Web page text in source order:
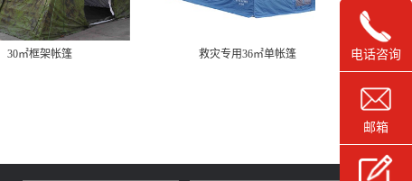
30㎡框架帐篷 救灾专用36㎡单帐篷 电话咨询
邮箱